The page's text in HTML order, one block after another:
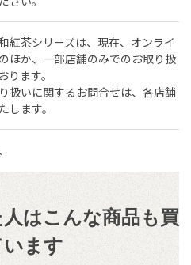
紅茶シリーズは、現在、オンライ
ほか、一部店舗のみでのお取り扱
ります。
扱いに関するお問合せは、各店舗
します。
はこんな商品も買
います